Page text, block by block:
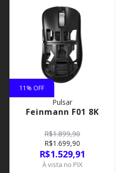
11 % OFF
Pulsar
Feinmann F01 8K
R$1.899,90
R$1.699,90
R$1.529,91
À vista no PIX